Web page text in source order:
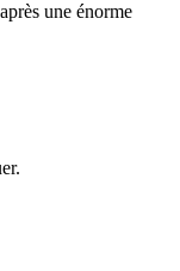
une énorme